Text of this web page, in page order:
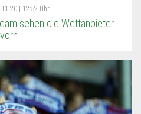
| 12:52 Uhr
sehen die Wettanbieter
vorn